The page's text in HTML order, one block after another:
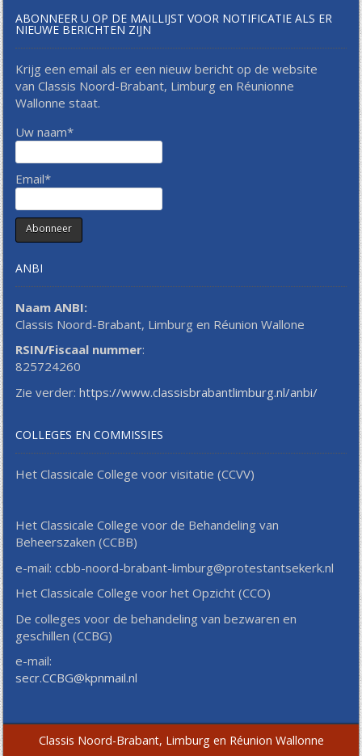
ABONNEER U OP DE MAILLIJST VOOR NOTIFICATIE ALS ER
NIEUWE BERICHTEN ZIJN
Krijg een email als er een nieuw bericht op de website
van Classis Noord-Brabant, Limburg en Réunionne
Wallonne staat.
Uw naam*
Email*
ANBI
Naam ANBI:
Classis Noord-Brabant, Limburg en Réunion Wallone
RSIN/Fiscaal nummer:
825724260
Zie verder:https://www.classisbrabantlimburg.nl/anbi/
COLLEGES EN COMMISSIES
Het Classicale College voor visitatie (CCVV)
Het Classicale College voor de Behandeling van
Beheerszaken (CCBB)
e-mail: ccbb-noord-brabant-limburg@protestantsekerk.nl
Het Classicale College voor het Opzicht (CCO)
De colleges voor de behandeling van bezwaren en
geschillen (CCBG)
e-mail:
secr.CCBG@kpnmail.nl
Classis Noord-Brabant, Limburg en Réunion Wallonne